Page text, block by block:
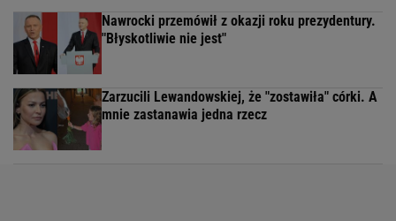
Nawrocki przemówił z okazji roku prezydentury.
"Błyskotliwie nie jest"
Zarzucili Lewandowskiej, że "zostawiła" córki. A
mnie zastanawia jedna rzecz